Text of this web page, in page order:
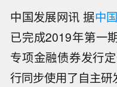
中国发展网讯 据中
已完成2019年第一
专项金融债券发行
行同步使用了自主研